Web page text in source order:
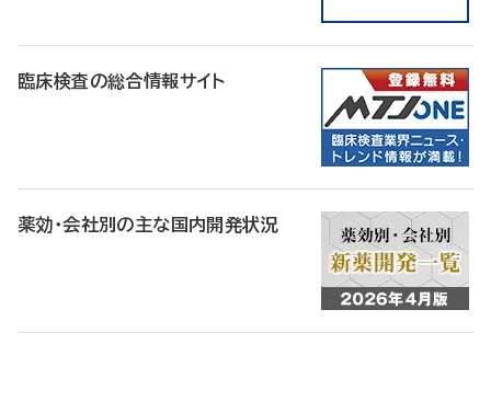
臨床検査の総合情報サイト
薬効・会社別の主な国内開発状況